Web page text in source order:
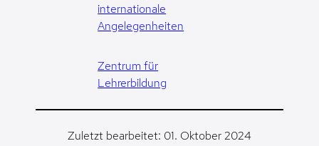
internationale
Angelegenheiten
Zentrum für
Lehrerbildung
Zuletzt bearbeitet: 01. Oktober 2024